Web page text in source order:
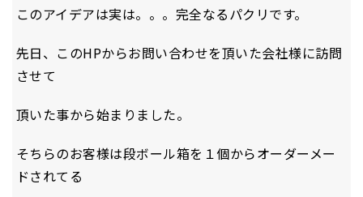
このアイデアは実は。。。完全なるパクリです。
先日、このHPからお問い合わせを頂いた会社様に訪問
させて
頂いた事から始まりました。
そちらのお客様は段ボール箱を１個からオーダーメー
ドされてる